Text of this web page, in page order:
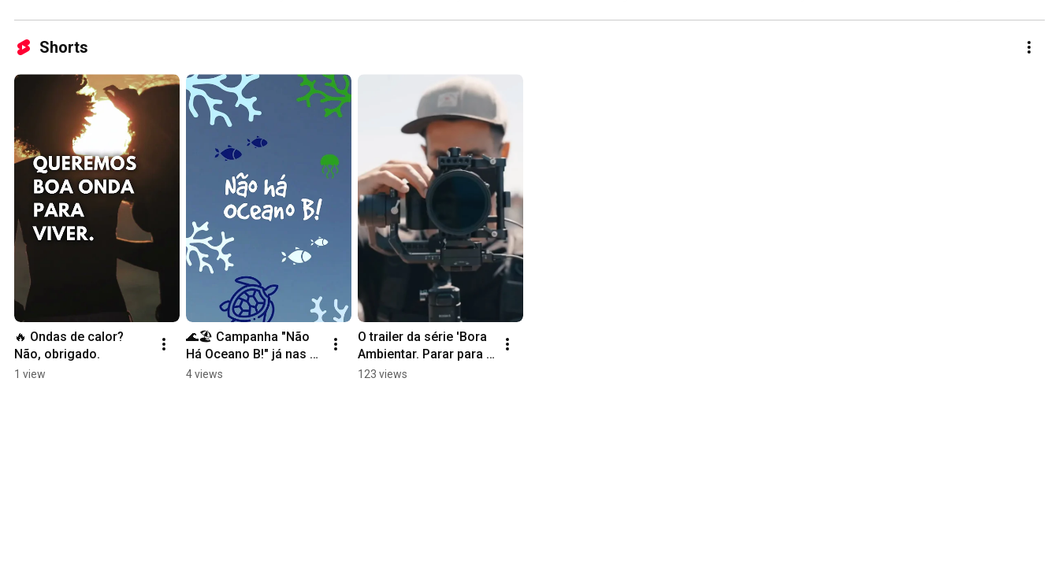
Shorts
🔥 Ondas de calor?
Não, obrigado.
1 view
🌊🏖 Campanha "Não
Há Oceano B!" já nas
praias!
4 views
O trailer da série 'Bora
Ambientar. Parar para
pensar!
123 views